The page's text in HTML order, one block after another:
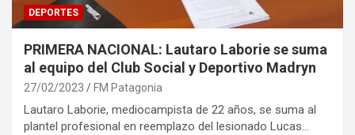
DEPORTES
PRIMERA NACIONAL: Lautaro Laborie se suma
al equipo del Club Social y Deportivo Madryn
27/02/2023 FM Patagonia
Lautaro Laborie, mediocampista de 22 años, se suma al
plantel profesional en reemplazo del lesionado Lucas…